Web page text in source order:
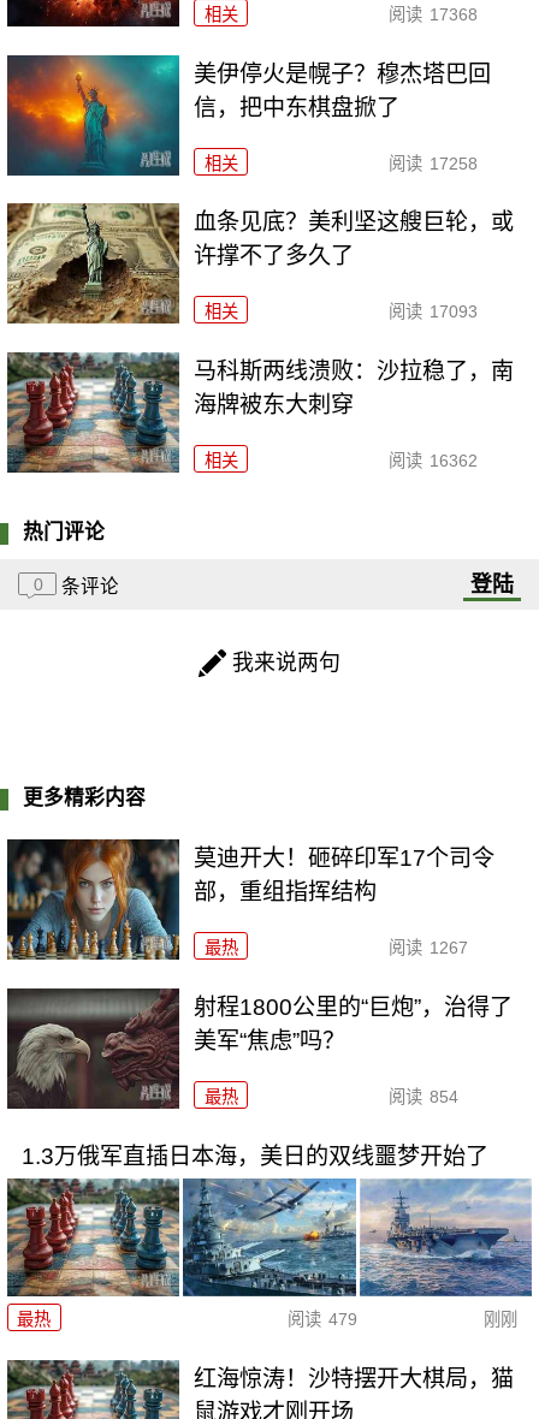
相关 阅读 17368
美伊停火是幌子？穆杰塔巴回
信，把中东棋盘掀了
相关 阅读 17258
血条见底？美利坚这艘巨轮，或
许撑不了多久了
相关 阅读 17093
马科斯两线溃败：沙拉稳了，南
海牌被东大刺穿
相关 阅读 16362
热门评论
0 条评论 登陆
我来说两句
更多精彩内容
莫迪开大！砸碎印军17个司令
部，重组指挥结构
最热 阅读 1267
射程1800公里的“巨炮”，治得了
美军“焦虑”吗？
最热 阅读 854
1.3万俄军直插日本海，美日的双线噩梦开始了
最热 阅读 479 刚刚
红海惊涛！沙特摆开大棋局，猫
鼠游戏才刚开场